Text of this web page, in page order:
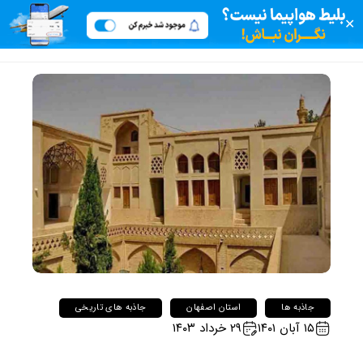
✕
جاذبه ها استان اصفهان جاذبه های تاریخی
۱۵ آبان ۱۴۰۱ ۲۹ خرداد ۱۴۰۳